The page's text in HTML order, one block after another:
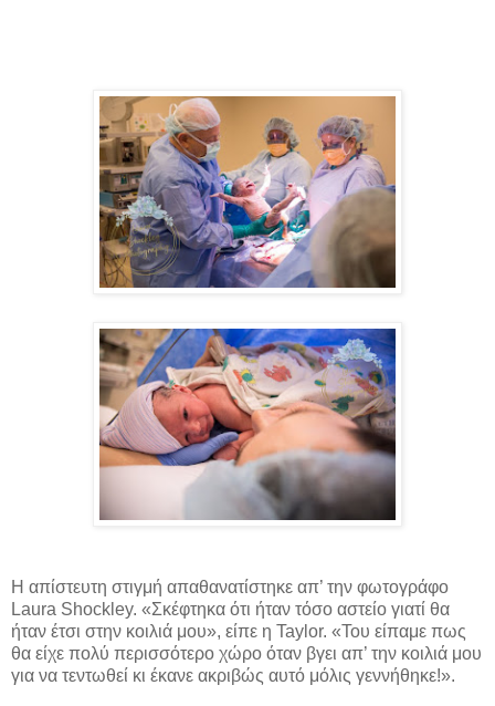
Η απίστευτη στιγμή απαθανατίστηκε απ’ την φωτογράφο
Laura Shockley. «Σκέφτηκα ότι ήταν τόσο αστείο γιατί θα
ήταν έτσι στην κοιλιά μου», είπε η Taylor. «Του είπαμε πως
θα είχε πολύ περισσότερο χώρο όταν βγει απ’ την κοιλιά μου
για να τεντωθεί κι έκανε ακριβώς αυτό μόλις γεννήθηκε!».